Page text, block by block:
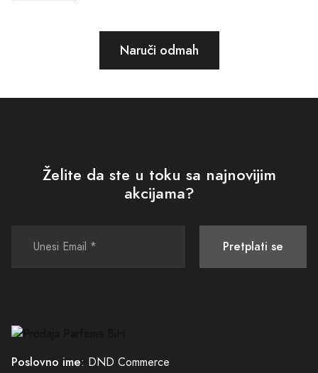
Naruči odmah
Želite da ste u toku sa najnovijim
akcijama?
Pretplati se
Poslovno ime: DND Commerce